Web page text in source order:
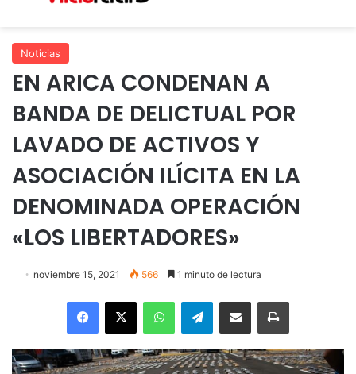
Noticias
EN ARICA CONDENAN A
BANDA DE DELICTUAL POR
LAVADO DE ACTIVOS Y
ASOCIACIÓN ILÍCITA EN LA
DENOMINADA OPERACIÓN
«LOS LIBERTADORES»
noviembre 15, 2021 566 1 minuto de lectura
Facebook
X WhatsAppTelegramEnviar vía email Imprimir